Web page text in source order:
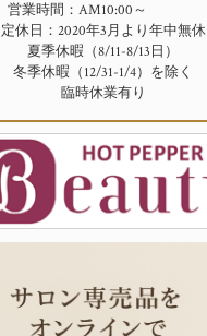
営業時間：AM10:00～
定休日：2020年3月より年中無休
夏季休暇（8/11-8/13日）
冬季休暇（12/31-1/4）を除く
臨時休業有り